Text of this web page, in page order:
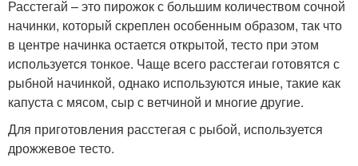
Расстегай – это пирожок с большим количеством сочной
начинки, который скреплен особенным образом, так что
в центре начинка остается открытой, тесто при этом
используется тонкое. Чаще всего расстегаи готовятся с
рыбной начинкой, однако используются иные, такие как
капуста с мясом, сыр с ветчиной и многие другие.
Для приготовления расстегая с рыбой, используется
дрожжевое тесто.